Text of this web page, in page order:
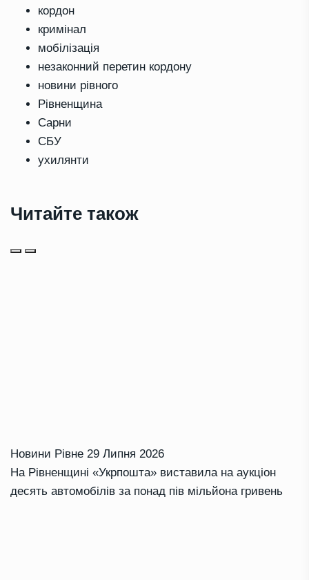
кордон
кримінал
мобілізація
незаконний перетин кордону
новини рівного
Рівненщина
Сарни
СБУ
ухилянти
Читайте також
Новини Рівне 29 Липня 2026
На Рівненщині «Укрпошта» виставила на аукціон
десять автомобілів за понад пів мільйона гривень